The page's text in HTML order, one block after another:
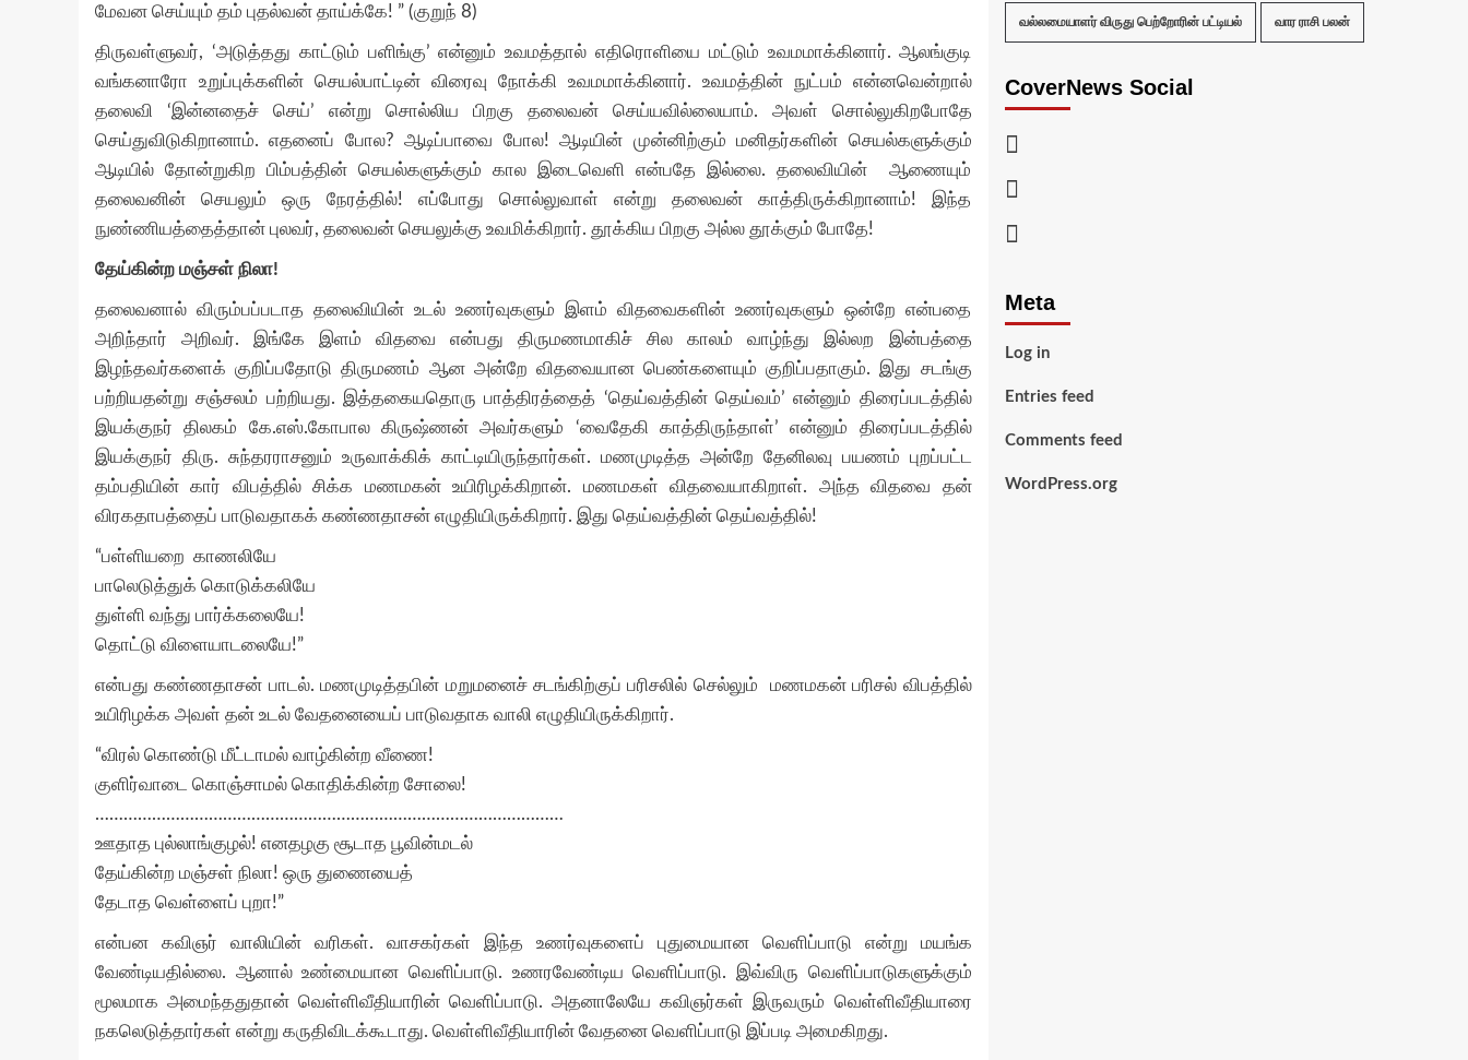
மேவன செய்யும் தம் புதல்வன் தாய்க்கே! ” (குறுந் 8)
திருவள்ளுவர், ‘அடுத்தது காட்டும் பளிங்கு’ என்னும் உவமத்தால் எதிரொளியை மட்டும் உவமமாக்கினார். ஆலங்குடி
வங்கனாரோ உறுப்புக்களின் செயல்பாட்டின் விரைவு நோக்கி உவமமாக்கினார். உவமத்தின் நுட்பம் என்னவென்றால்
தலைவி ‘இன்னதைச் செய்’ என்று சொல்லிய பிறகு தலைவன் செய்யவில்லையாம். அவள் சொல்லுகிறபோதே
செய்துவிடுகிறானாம். எதனைப் போல? ஆடிப்பாவை போல! ஆடியின் முன்னிற்கும் மனிதர்களின் செயல்களுக்கும்
ஆடியில் தோன்றுகிற பிம்பத்தின் செயல்களுக்கும் கால இடைவெளி என்பதே இல்லை. தலைவியின் ஆணையும்
தலைவனின் செயலும் ஒரு நேரத்தில்! எப்போது சொல்லுவாள் என்று தலைவன் காத்திருக்கிறானாம்! இந்த
நுண்ணியத்தைத்தான் புலவர், தலைவன் செயலுக்கு உவமிக்கிறார். தூக்கிய பிறகு அல்ல தூக்கும் போதே!
தேய்கின்ற மஞ்சள் நிலா!
தலைவனால் விரும்பப்படாத தலைவியின் உடல் உணர்வுகளும் இளம் விதவைகளின் உணர்வுகளும் ஒன்றே என்பதை
அறிந்தார் அறிவர். இங்கே இளம் விதவை என்பது திருமணமாகிச் சில காலம் வாழ்ந்து இல்லற இன்பத்தை
இழந்தவர்களைக் குறிப்பதோடு திருமணம் ஆன அன்றே விதவையான பெண்களையும் குறிப்பதாகும். இது சடங்கு
பற்றியதன்று சஞ்சலம் பற்றியது. இத்தகையதொரு பாத்திரத்தைத் ‘தெய்வத்தின் தெய்வம்’ என்னும் திரைப்படத்தில்
இயக்குநர் திலகம் கே.எஸ்.கோபால கிருஷ்ணன் அவர்களும் ‘வைதேகி காத்திருந்தாள்’ என்னும் திரைப்படத்தில்
இயக்குநர் திரு. சுந்தரராசனும் உருவாக்கிக் காட்டியிருந்தார்கள். மணமுடித்த அன்றே தேனிலவு பயணம் புறப்பட்ட
தம்பதியின் கார் விபத்தில் சிக்க மணமகன் உயிரிழக்கிறான். மணமகள் விதவையாகிறாள். அந்த விதவை தன்
விரகதாபத்தைப் பாடுவதாகக் கண்ணதாசன் எழுதியிருக்கிறார். இது தெய்வத்தின் தெய்வத்தில்!
“பள்ளியறை காணலியே
பாலெடுத்துக் கொடுக்கலியே
துள்ளி வந்து பார்க்கலையே!
தொட்டு விளையாடலையே!”
என்பது கண்ணதாசன் பாடல். மணமுடித்தபின் மறுமனைச் சடங்கிற்குப் பரிசலில் செல்லும் மணமகன் பரிசல் விபத்தில்
உயிரிழக்க அவள் தன் உடல் வேதனையைப் பாடுவதாக வாலி எழுதியிருக்கிறார்.
“விரல் கொண்டு மீட்டாமல் வாழ்கின்ற வீணை!
குளிர்வாடை கொஞ்சாமல் கொதிக்கின்ற சோலை!
………………………………………………………………………………………
ஊதாத புல்லாங்குழல்! எனதழகு சூடாத பூவின்மடல்
தேய்கின்ற மஞ்சள் நிலா! ஒரு துணையைத்
தேடாத வெள்ளைப் புறா!”
என்பன கவிஞர் வாலியின் வரிகள். வாசகர்கள் இந்த உணர்வுகளைப் புதுமையான வெளிப்பாடு என்று மயங்க
வேண்டியதில்லை. ஆனால் உண்மையான வெளிப்பாடு. உணரவேண்டிய வெளிப்பாடு. இவ்விரு வெளிப்பாடுகளுக்கும்
மூலமாக அமைந்ததுதான் வெள்ளிவீதியாரின் வெளிப்பாடு. அதனாலேயே கவிஞர்கள் இருவரும் வெள்ளிவீதியாரை
நகலெடுத்தார்கள் என்று கருதிவிடக்கூடாது. வெள்ளிவீதியாரின் வேதனை வெளிப்பாடு இப்படி அமைகிறது.
வல்லமையாளர் விருது பெற்றோரின் பட்டியல் வார ராசி பலன்
CoverNews Social
Meta
Log in
Entries feed
Comments feed
WordPress.org